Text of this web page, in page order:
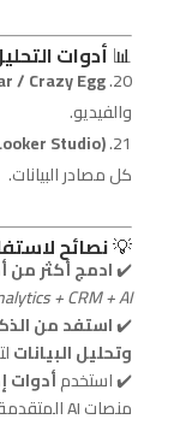
📊 أدوات
/ Crazy Egg
والفيديو.
Studio)
كل مصادر البيانات.
💡نصائح
✔️ادمج أكثر
+ CRM + AI
✔️استفد من
وتحليل البيانات
✔️ استخدمأدوات
منصات AI المتقدمة)